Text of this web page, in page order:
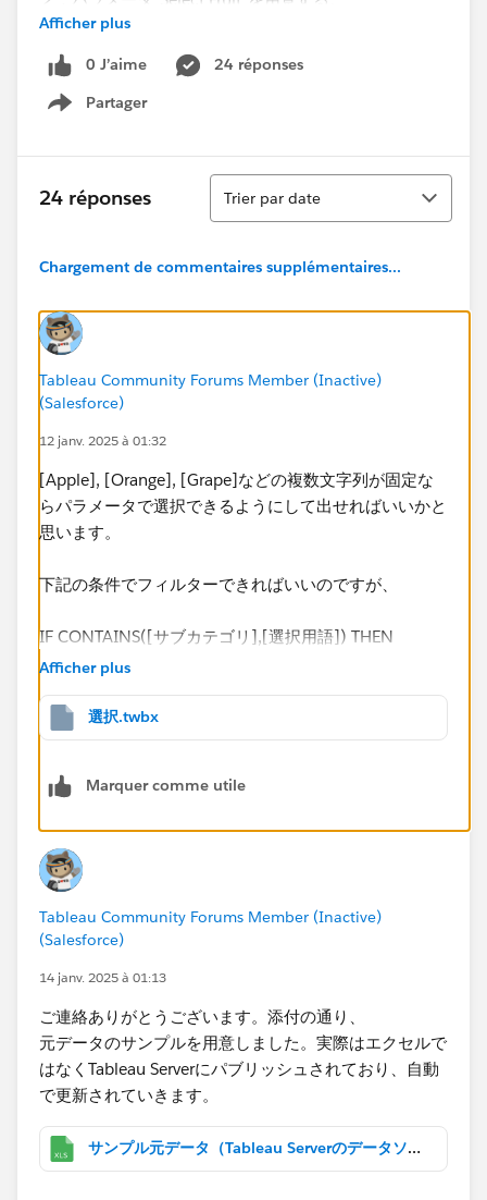
・Value 1, Display As: Apple​
・Value 2, Display As: Orange
・Value 3, Display As: Grape​​
TRUEにする。
WHEN 1 THEN [1: Apple]=TRUE
WHEN 3 THEN [3: Grape]=TRUE
​上記によりパラメータのApple or Orange or Grapedど
れかを選択すると、各ブール値のTRUEがフィルターと
きました。
しかしながら、関係者から、ラジオボダンではなく、複
数選択可能なチェックボックスはできないのかと相談さ
れております。
「Appleを含むケース」 OR 「Grapeを含むケース」と
いった２つ以上をチェックボックスとして選択できる方
法を実現したく、今回の相談に至りました。
「Appleを含むケース」 AND 「Grapeを含むケース」
ではなく、あくまで複数選択はORの想定です。
Afficher plus
0 J’aime
24 réponses
Partager
Show menu
24 réponses
Tri
Trier par date
Chargement de commentaires supplémentaires...
Tableau Community Forums Member (Inactive)
(Salesforce)
12 janv. 2025 à 01:32
[Apple], [Orange], [Grape]などの複数文字列が固定な
らパラメータで選択できるようにして出せればいいかと
思います。
下記の条件でフィルターできればいいのですが、
IF CONTAINS([サブカテゴリ],[選択用語]) THEN
[サブカテゴリ]
NULL
END
参考に添付しているので見てください。
Afficher plus
選択.twbx
Marquer comme utile
Tableau Community Forums Member (Inactive)
(Salesforce)
14 janv. 2025 à 01:13
ご連絡ありがとうございます。添付の通り、
元データのサンプルを用意しました。実際はエクセルで
はなくTableau​ Serverにパブリッシュされており、自動
で更新されていきます。
サンプル元データ（Tableau Serverのデータソースとしてパブリッシュされている前提）.xlsx